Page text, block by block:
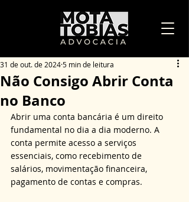
Não Consigo Abrir Conta
no Banco
31 de out. de 20245 min de leitura
Abrir uma conta bancária é um direito
fundamental no dia a dia moderno. A
conta permite acesso a serviços
essenciais, como recebimento de
salários, movimentação financeira,
pagamento de contas e compras.